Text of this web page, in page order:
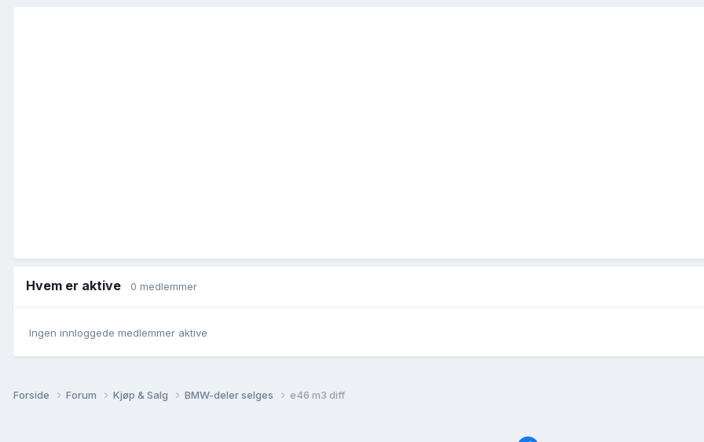
Hvem er aktive 0 medlemmer
Ingen innloggede medlemmer aktive
Forside Forum Kjøp & Salg BMW-deler selges e46 m3 diff